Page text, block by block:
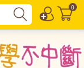
0